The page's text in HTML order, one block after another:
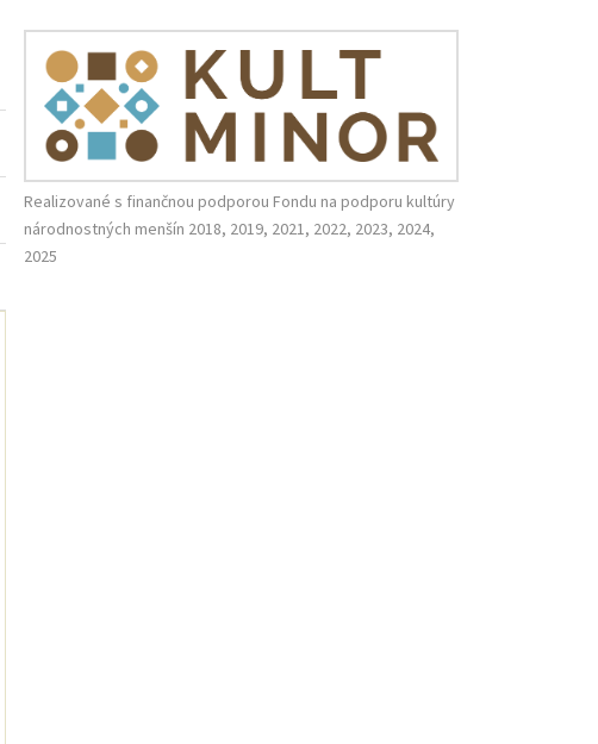
Realizované s finančnou podporou Fondu na podporu kultúry
národnostných menšín 2018, 2019, 2021, 2022, 2023, 2024,
2025